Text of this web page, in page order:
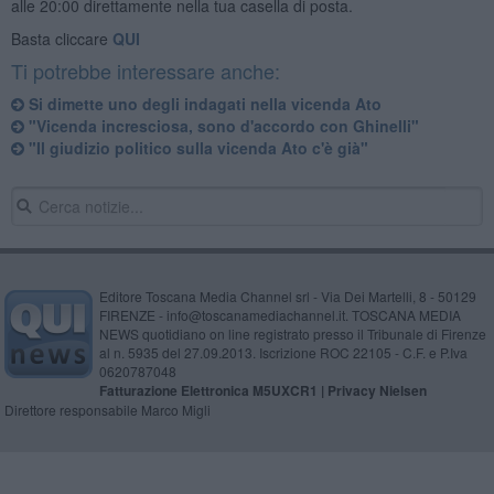
alle 20:00 direttamente nella tua casella di posta.
Basta cliccare QUI
Ti potrebbe interessare anche:
Si dimette uno degli indagati nella vicenda Ato
"Vicenda incresciosa, sono d'accordo con Ghinelli"
"Il giudizio politico sulla vicenda Ato c'è già"
Editore Toscana Media Channel srl - Via Dei Martelli, 8 - 50129
FIRENZE - info@toscanamediachannel.it. TOSCANA MEDIA
NEWS quotidiano on line registrato presso il Tribunale di Firenze
al n. 5935 del 27.09.2013. Iscrizione ROC 22105 - C.F. e P.Iva
0620787048
Fatturazione Elettronica M5UXCR1 | Privacy Nielsen
Direttore responsabile Marco Migli